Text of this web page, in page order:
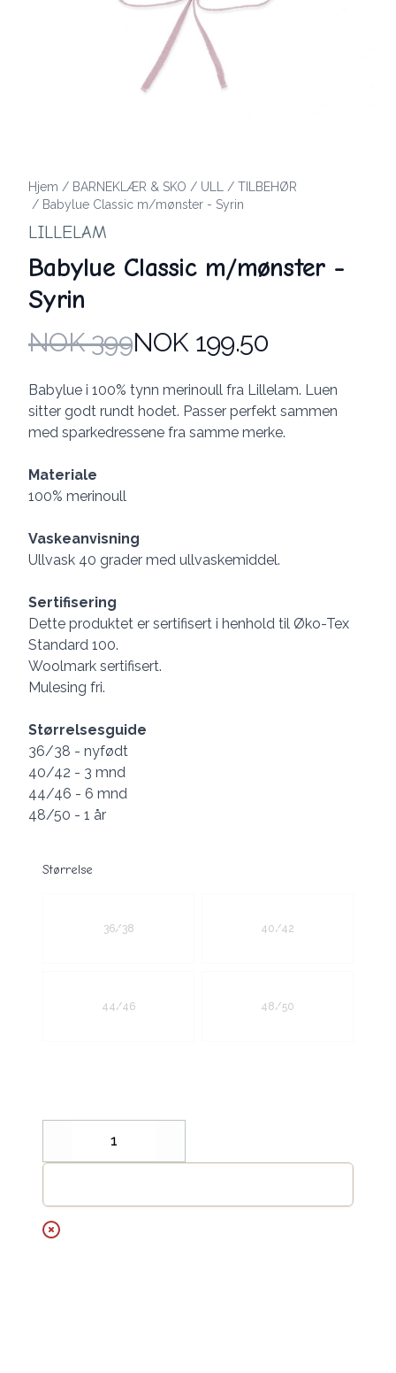
Hjem / BARNEKLÆR & SKO / ULL / TILBEHØR
/ Babylue Classic m/mønster - Syrin
LILLELAM
Babylue Classic m/mønster -
Syrin
Produktdetaljer
NOK 399NOK 199.50
Description
Babylue i 100% tynn merinoull fra Lillelam. Luen
sitter godt rundt hodet. Passer perfekt sammen
med sparkedressene fra samme merke.
Materiale
100% merinoull
Vaskeanvisning
Ullvask 40 grader med ullvaskemiddel.
Sertifisering
Dette produktet er sertifisert i henhold til Øko-Tex
Standard 100.
Woolmark sertifisert.
Mulesing fri.
Størrelsesguide
36/38 - nyfødt
40/42 - 3 mnd
44/46 - 6 mnd
48/50 - 1 år
Størrelse
36/38 40/42
44/46 48/50
Decrease